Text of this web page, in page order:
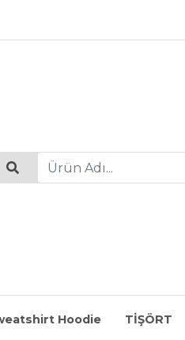
Hoodie TİŞÖRT